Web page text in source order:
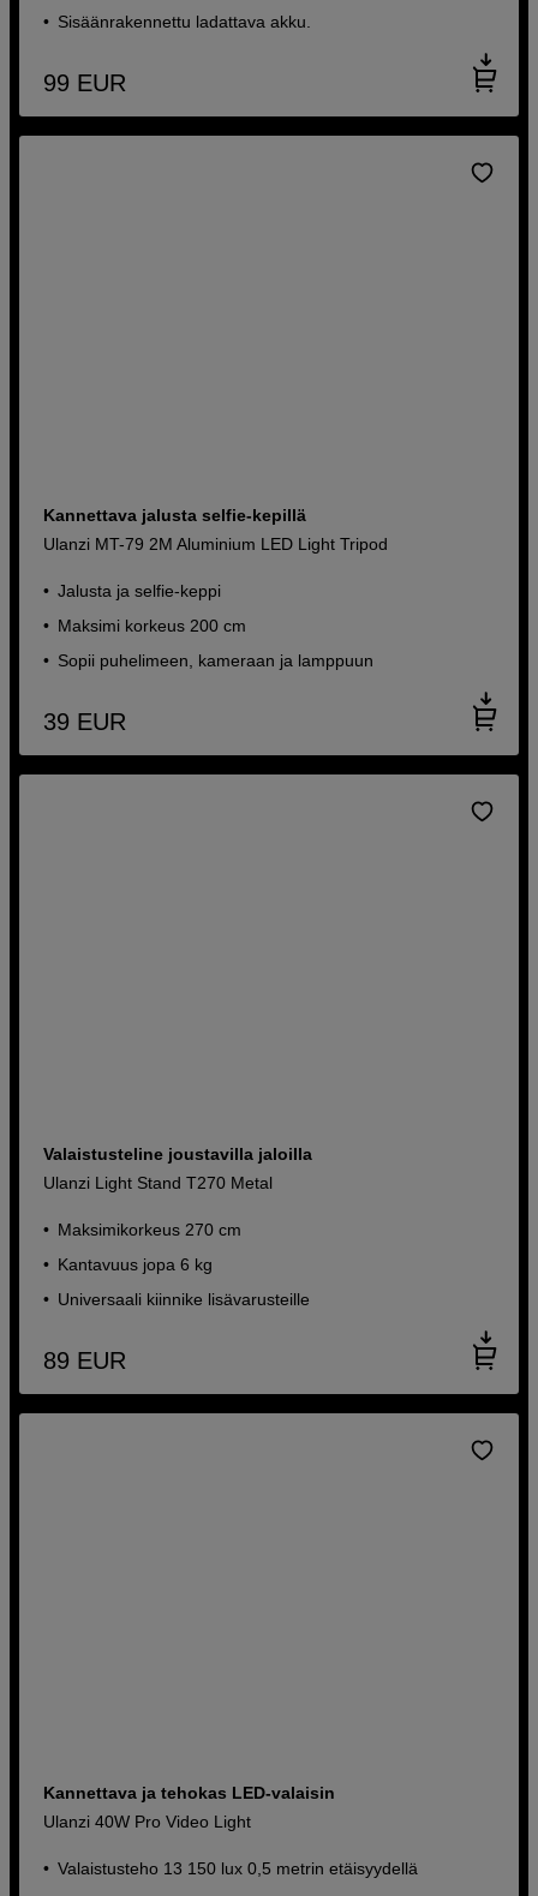
Sisäänrakennettu ladattava akku.
99 EUR
Kannettava jalusta selfie-kepillä
Ulanzi MT-79 2M Aluminium LED Light Tripod
Jalusta ja selfie-keppi
Maksimi korkeus 200 cm
Sopii puhelimeen, kameraan ja lamppuun
39 EUR
Valaistusteline joustavilla jaloilla
Ulanzi Light Stand T270 Metal
Maksimikorkeus 270 cm
Kantavuus jopa 6 kg
Universaali kiinnike lisävarusteille
89 EUR
Kannettava ja tehokas LED-valaisin
Ulanzi 40W Pro Video Light
Valaistusteho 13 150 lux 0,5 metrin etäisyydellä